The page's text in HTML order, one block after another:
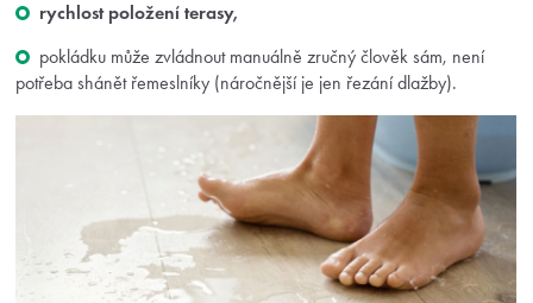
rychlost položení terasy,
pokládku může zvládnout manuálně zručný člověk sám, není
potřeba shánět řemeslníky (náročnější je jen řezání dlažby).